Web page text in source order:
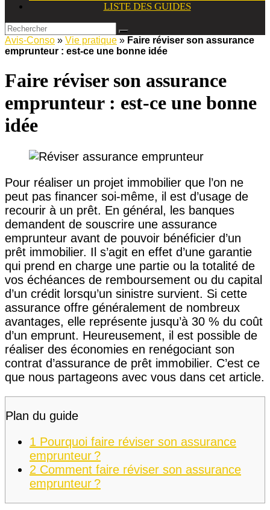
LISTE DES GUIDES
Avis-Conso » Vie pratique » Faire réviser son assurance
emprunteur : est-ce une bonne idée
Faire réviser son assurance
emprunteur : est-ce une bonne
idée
Pour réaliser un projet immobilier que l’on ne
peut pas financer soi-même, il est d’usage de
recourir à un prêt. En général, les banques
demandent de souscrire une assurance
emprunteur avant de pouvoir bénéficier d’un
prêt immobilier. Il s’agit en effet d’une garantie
qui prend en charge une partie ou la totalité de
vos échéances de remboursement ou du capital
d’un crédit lorsqu’un sinistre survient. Si cette
assurance offre généralement de nombreux
avantages, elle représente jusqu’à 30 % du coût
d’un emprunt. Heureusement, il est possible de
réaliser des économies en renégociant son
contrat d’assurance de prêt immobilier. C’est ce
que nous partageons avec vous dans cet article.
Plan du guide
1 Pourquoi faire réviser son assurance
emprunteur ?
2 Comment faire réviser son assurance
emprunteur ?